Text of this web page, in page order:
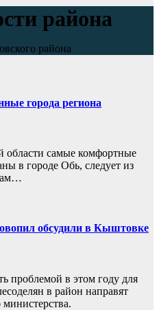
района
района
города региона
области самые комфортные
в городе Обь, следует из
обсудили в Кыштовке
проблемой в этом году для
в район направят